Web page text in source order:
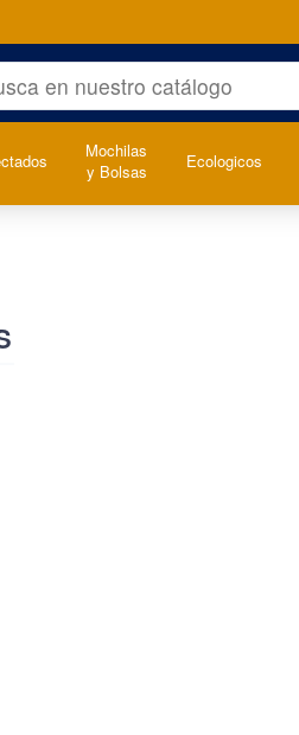
Mochilas
y Bolsas
Ecologicos